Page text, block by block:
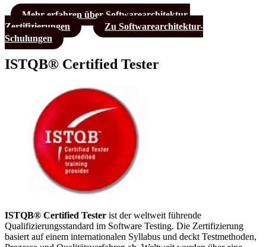
Mehr erfahren über Softwarearchitektur-
Zertifizierungen
Zu Softwarearchitektur-
Schulungen
ISTQB® Certified Tester
ISTQB® Certified Tester ist der weltweit führende
Qualifizierungsstandard im Software Testing. Die Zertifizierung
basiert auf einem internationalen Syllabus und deckt Testmethoden,